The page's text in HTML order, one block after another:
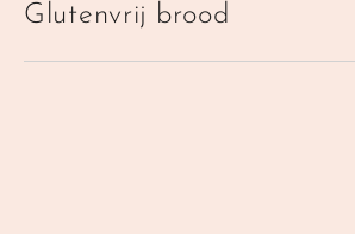
Glutenvrij brood